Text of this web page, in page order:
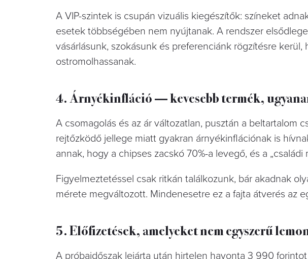
A VIP-szintek is csupán vizuális kiegészítők: színeket
esetek többségében nem nyújtanak. A rendszer
vásárlásunk, szokásunk és preferenciánk rögzítésre
ostromolhassanak.
4. Árnyékinfláció — kevesebb termék,
A csomagolás és az ár változatlan, pusztán a beltartalom
rejtőzködő jellege miatt gyakran árnyékinflációnak is
annak, hogy a chipses zacskó 70%-a levegő, és a
Figyelmeztetéssel csak ritkán találkozunk, bár akadnak
mérete megváltozott. Mindenesetre ez a fajta átverés az
5. Előfizetések, amelyeket nem egyszerű
A próbaidőszak lejárta után hirtelen havonta 3 990